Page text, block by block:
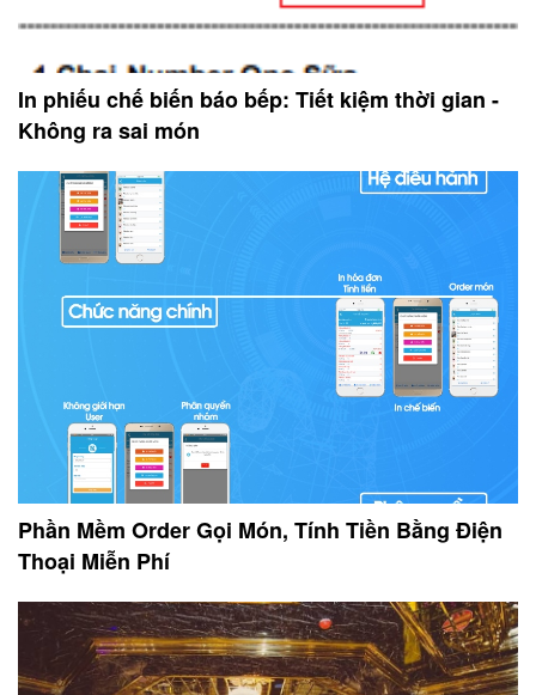
In phiếu chế biến báo bếp: Tiết kiệm thời gian -
Không ra sai món
Phần Mềm Order Gọi Món, Tính Tiền Bằng Điện
Thoại Miễn Phí